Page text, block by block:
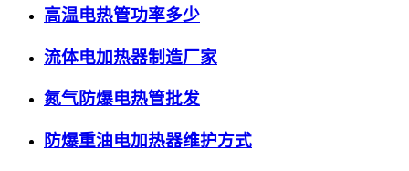
高温电热管功率多少
流体电加热器制造厂家
氮气防爆电热管批发
防爆重油电加热器维护方式